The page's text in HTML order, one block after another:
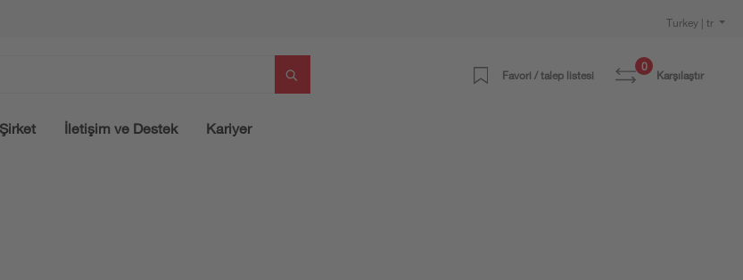
Turkey | tr
Favori / talep listesi
0
Karşılaştır
Şirket İletişim ve Destek Kariyer